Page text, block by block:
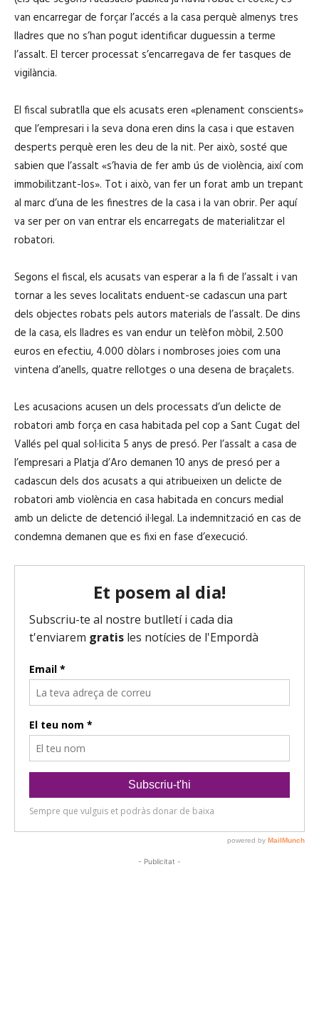
van encarregar de forçar l’accés a la casa perquè almenys tres
lladres que no s’han pogut identificar duguessin a terme
l’assalt. El tercer processat s’encarregava de fer tasques de
vigilància.
El fiscal subratlla que els acusats eren «plenament conscients»
que l’empresari i la seva dona eren dins la casa i que estaven
desperts perquè eren les deu de la nit. Per això, sosté que
sabien que l’assalt «s’havia de fer amb ús de violència, així com
immobilitzant-los». Tot i això, van fer un forat amb un trepant
al marc d’una de les finestres de la casa i la van obrir. Per aquí
va ser per on van entrar els encarregats de materialitzar el
robatori.
Segons el fiscal, els acusats van esperar a la fi de l’assalt i van
tornar a les seves localitats enduent-se cadascun una part
dels objectes robats pels autors materials de l’assalt. De dins
de la casa, els lladres es van endur un telèfon mòbil, 2.500
euros en efectiu, 4.000 dòlars i nombroses joies com una
vintena d’anells, quatre rellotges o una desena de braçalets.
Les acusacions acusen un dels processats d’un delicte de
robatori amb força en casa habitada pel cop a Sant Cugat del
Vallés pel qual sol·licita 5 anys de presó. Per l’assalt a casa de
l’empresari a Platja d’Aro demanen 10 anys de presó per a
cadascun dels dos acusats a qui atribueixen un delicte de
robatori amb violència en casa habitada en concurs medial
amb un delicte de detenció il·legal. La indemnització en cas de
condemna demanen que es fixi en fase d’execució.
- Publicitat -